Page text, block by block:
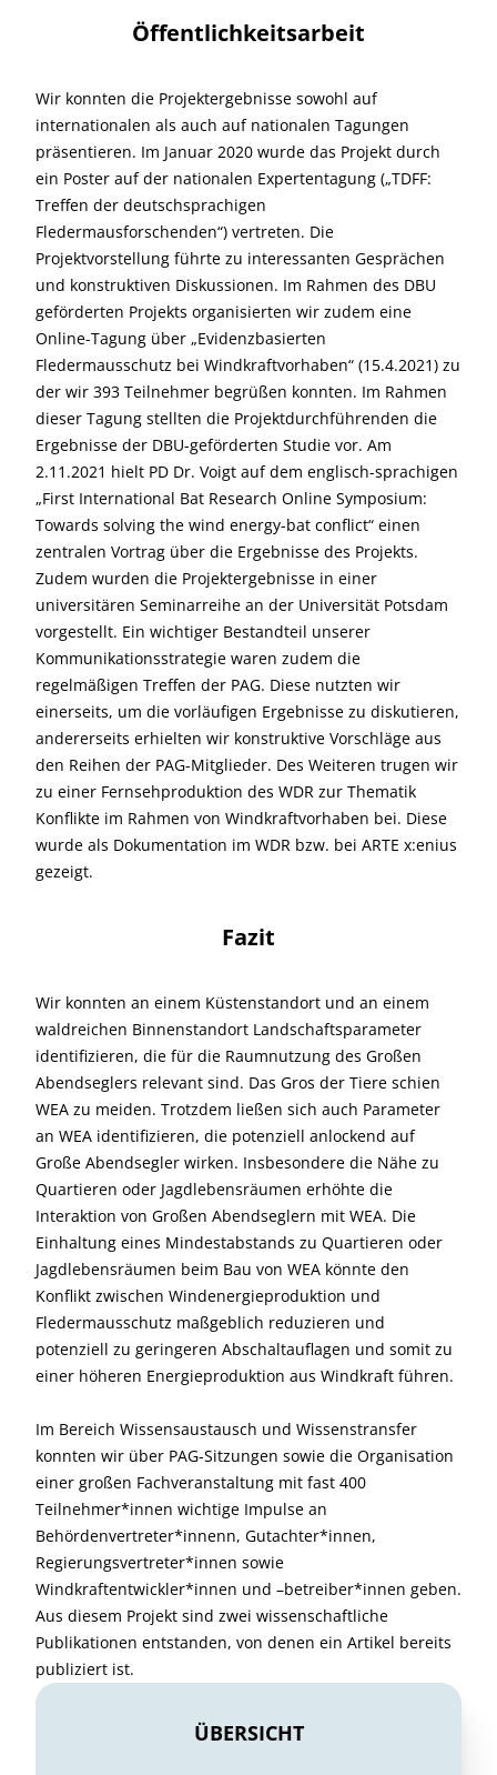
Öffentlichkeitsarbeit
Wir konnten die Projektergebnisse sowohl auf
internationalen als auch auf nationalen Tagungen
präsentieren. Im Januar 2020 wurde das Projekt durch
ein Poster auf der nationalen Expertentagung („TDFF:
Treffen der deutschsprachigen
Fledermausforschenden“) vertreten. Die
Projektvorstellung führte zu interessanten Gesprächen
und konstruktiven Diskussionen. Im Rahmen des DBU
geförderten Projekts organisierten wir zudem eine
Online-Tagung über „Evidenzbasierten
Fledermausschutz bei Windkraftvorhaben“ (15.4.2021) zu
der wir 393 Teilnehmer begrüßen konnten. Im Rahmen
dieser Tagung stellten die Projektdurchführenden die
Ergebnisse der DBU-geförderten Studie vor. Am
2.11.2021 hielt PD Dr. Voigt auf dem englisch-sprachigen
„First International Bat Research Online Symposium:
Towards solving the wind energy-bat conflict“ einen
zentralen Vortrag über die Ergebnisse des Projekts.
Zudem wurden die Projektergebnisse in einer
universitären Seminarreihe an der Universität Potsdam
vorgestellt. Ein wichtiger Bestandteil unserer
Kommunikationsstrategie waren zudem die
regelmäßigen Treffen der PAG. Diese nutzten wir
einerseits, um die vorläufigen Ergebnisse zu diskutieren,
andererseits erhielten wir konstruktive Vorschläge aus
den Reihen der PAG-Mitglieder. Des Weiteren trugen wir
zu einer Fernsehproduktion des WDR zur Thematik
Konflikte im Rahmen von Windkraftvorhaben bei. Diese
wurde als Dokumentation im WDR bzw. bei ARTE x:enius
gezeigt.
Fazit
Wir konnten an einem Küstenstandort und an einem
waldreichen Binnenstandort Landschaftsparameter
identifizieren, die für die Raumnutzung des Großen
Abendseglers relevant sind. Das Gros der Tiere schien
WEA zu meiden. Trotzdem ließen sich auch Parameter
an WEA identifizieren, die potenziell anlockend auf
Große Abendsegler wirken. Insbesondere die Nähe zu
Quartieren oder Jagdlebensräumen erhöhte die
Interaktion von Großen Abendseglern mit WEA. Die
Einhaltung eines Mindestabstands zu Quartieren oder
Jagdlebensräumen beim Bau von WEA könnte den
Konflikt zwischen Windenergieproduktion und
Fledermausschutz maßgeblich reduzieren und
potenziell zu geringeren Abschaltauflagen und somit zu
einer höheren Energieproduktion aus Windkraft führen.
Im Bereich Wissensaustausch und Wissenstransfer
konnten wir über PAG-Sitzungen sowie die Organisation
einer großen Fachveranstaltung mit fast 400
Teilnehmer*innen wichtige Impulse an
Behördenvertreter*innenn, Gutachter*innen,
Regierungsvertreter*innen sowie
Windkraftentwickler*innen und –betreiber*innen geben.
Aus diesem Projekt sind zwei wissenschaftliche
Publikationen entstanden, von denen ein Artikel bereits
publiziert ist.
ÜBERSICHT